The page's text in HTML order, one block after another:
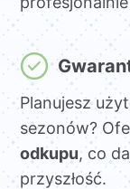
Planujesz
sezonów?
odkupu, co
przyszłość.